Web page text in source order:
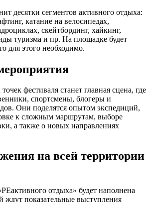
десятки сегментов активного отдыха:
катание на велосипедах,
скейтбординг, хайкинг,
туризма и пр. На площадке будет
для этого необходимо.
фестиваля станет главная сцена, где
спортсмены, блогеры и
Они поделятся опытом экспедиций,
к сложным маршрутам, выборе
а также о новых направлениях
на всей территории
отдыха» будет наполнена
ждут показательные выступления